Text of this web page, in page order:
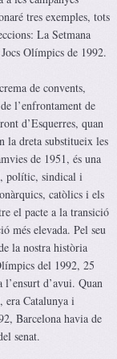
tres exemples, tots
La Setmana
Olímpics de 1992.
de convents,
l’enfrontament de
d’Esquerres, quan
la dreta substitueix les
de 1951, és una
polític, sindical i
catòlics i els
el pacte a la transició
més elevada. Pel seu
la nostra història
del 1992, 25
l’ensurt d’avui. Quan
era Catalunya i
Barcelona havia de
senat.